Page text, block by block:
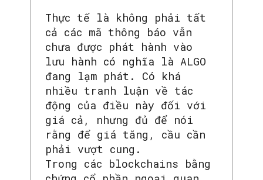
Thực tế là không phải tất
cả các mã thông báo vẫn
chưa được phát hành vào
lưu hành có nghĩa là ALGO
đang lạm phát. Có khá
nhiều tranh luận về tác
động của điều này đối với
giá cả, nhưng đủ để nói
rằng để giá tăng, cầu cần
phải vượt cung.
Trong các blockchains bằng